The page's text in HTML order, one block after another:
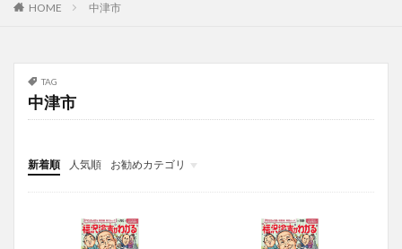
HOME 中津市
TAG
中津市
新着順 人気順
お勧めカテゴリ
投稿
学び
マンガ
電子書籍